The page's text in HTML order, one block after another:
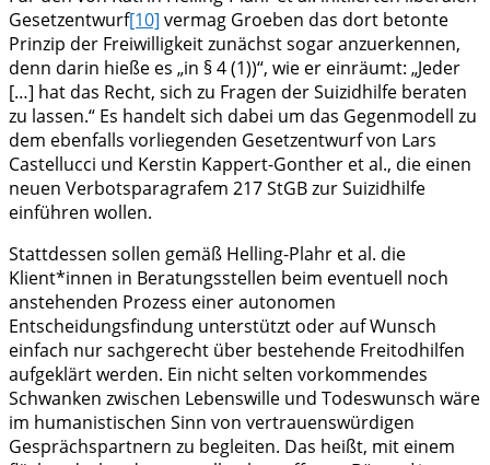
Gesetzentwurf[10] vermag Groeben das dort betonte
Prinzip der Freiwilligkeit zunächst sogar anzuerkennen,
denn darin hieße es „in § 4 (1))“, wie er einräumt: „Jeder
[…] hat das Recht, sich zu Fragen der Suizidhilfe beraten
zu lassen.“ Es handelt sich dabei um das Gegenmodell zu
dem ebenfalls vorliegenden Gesetzentwurf von Lars
Castellucci und Kerstin Kappert-Gonther et al., die einen
neuen Verbotsparagrafem 217 StGB zur Suizidhilfe
einführen wollen.
Stattdessen sollen gemäß Helling-Plahr et al. die
Klient*innen in Beratungsstellen beim eventuell noch
anstehenden Prozess einer autonomen
Entscheidungsfindung unterstützt oder auf Wunsch
einfach nur sachgerecht über bestehende Freitodhilfen
aufgeklärt werden. Ein nicht selten vorkommendes
Schwanken zwischen Lebenswille und Todeswunsch wäre
im humanistischen Sinn von vertrauenswürdigen
Gesprächspartnern zu begleiten. Das heißt, mit einem